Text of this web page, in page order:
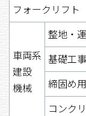
フォークリフト
車両系
建設
機械
整地・
基礎工
締固め
コンク